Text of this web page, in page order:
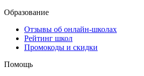
Образование
Отзывы об онлайн-школах
Рейтинг школ
Промокоды и скидки
Помощь